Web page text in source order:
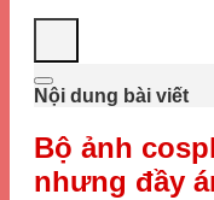
Nội dung bài viết
Bộ ảnh
nhưng đầy